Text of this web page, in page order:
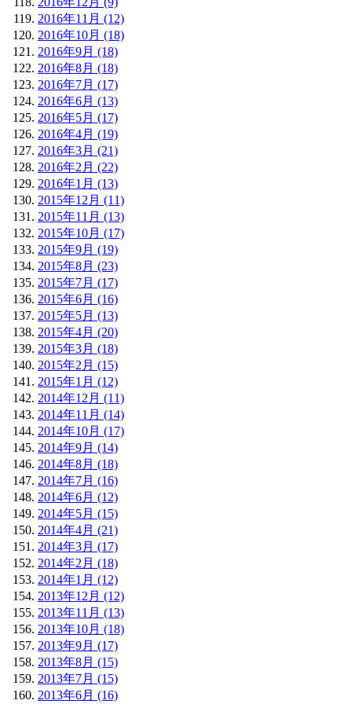
2016年11月 (12)
2016年10月 (18)
2016年9月 (18)
2016年8月 (18)
2016年7月 (17)
2016年6月 (13)
2016年5月 (17)
2016年4月 (19)
2016年3月 (21)
2016年2月 (22)
2016年1月 (13)
2015年12月 (11)
2015年11月 (13)
2015年10月 (17)
2015年9月 (19)
2015年8月 (23)
2015年7月 (17)
2015年6月 (16)
2015年5月 (13)
2015年4月 (20)
2015年3月 (18)
2015年2月 (15)
2015年1月 (12)
2014年12月 (11)
2014年11月 (14)
2014年10月 (17)
2014年9月 (14)
2014年8月 (18)
2014年7月 (16)
2014年6月 (12)
2014年5月 (15)
2014年4月 (21)
2014年3月 (17)
2014年2月 (18)
2014年1月 (12)
2013年12月 (12)
2013年11月 (13)
2013年10月 (18)
2013年9月 (17)
2013年8月 (15)
2013年7月 (15)
2013年6月 (16)